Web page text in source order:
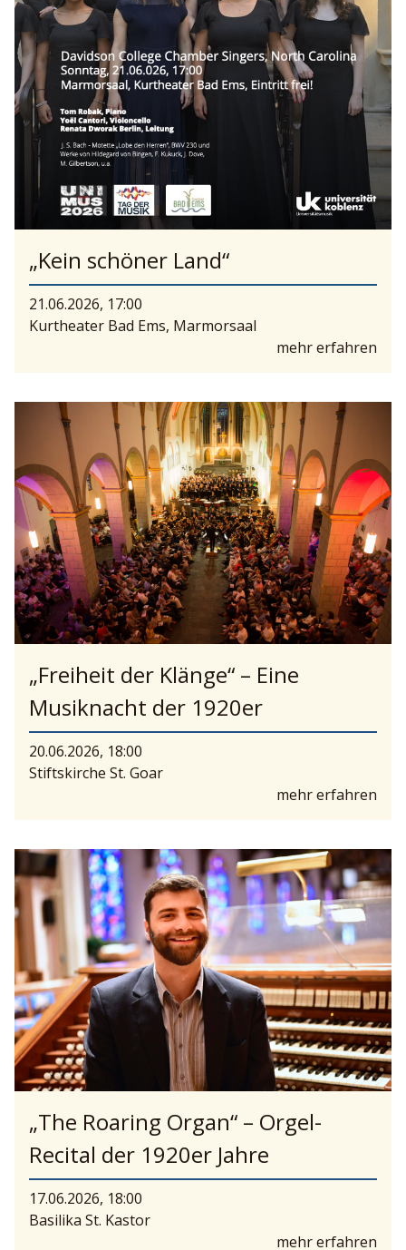
„Kein schöner Land“
21.06.2026, 17:00
Kurtheater Bad Ems, Marmorsaal
mehr erfahren
„Freiheit der Klänge“ – Eine
Musiknacht der 1920er
20.06.2026, 18:00
Stiftskirche St. Goar
mehr erfahren
„The Roaring Organ“ – Orgel-
Recital der 1920er Jahre
17.06.2026, 18:00
Basilika St. Kastor
mehr erfahren